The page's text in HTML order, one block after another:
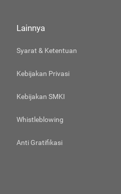
Lainnya
Syarat & Ketentuan
Kebijakan Privasi
Kebijakan SMKI
Whistleblowing
Anti Gratifikasi